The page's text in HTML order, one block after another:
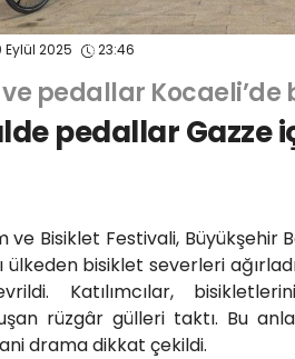
Eylül 2025 23:46
pedallar Kocaeli’de
pedallar Gazze
ve Bisiklet Festivali, Büyükşehir
ülkeden bisiklet severleri
Katılımcılar,
rüzgâr gülleri taktı. Bu
drama dikkat çekildi.